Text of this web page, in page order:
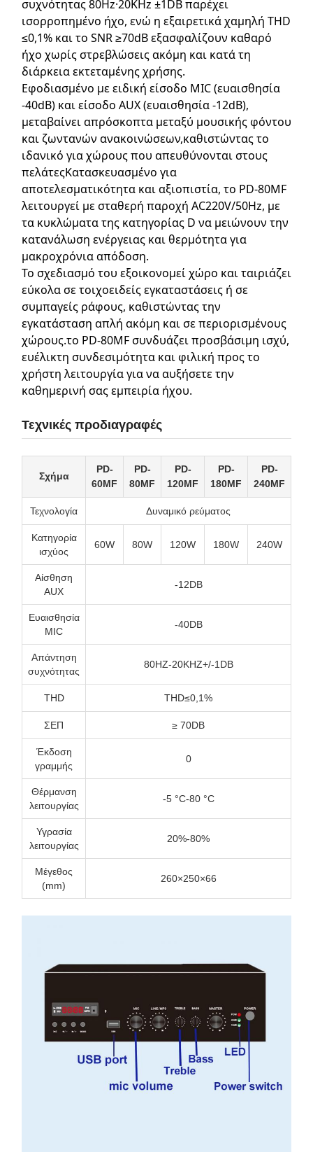
συχνότητας 80Hz·20KHz ±1DB παρέχει
ισορροπημένο ήχο, ενώ η εξαιρετικά χαμηλή THD
≤0,1% και το SNR ≥70dB εξασφαλίζουν καθαρό
ήχο χωρίς στρεβλώσεις ακόμη και κατά τη
διάρκεια εκτεταμένης χρήσης.
Εφοδιασμένο με ειδική είσοδο MIC (ευαισθησία
-40dB) και είσοδο AUX (ευαισθησία -12dB),
μεταβαίνει απρόσκοπτα μεταξύ μουσικής φόντου
και ζωντανών ανακοινώσεων,καθιστώντας το
ιδανικό για χώρους που απευθύνονται στους
πελάτεςΚατασκευασμένο για
αποτελεσματικότητα και αξιοπιστία, το PD-80MF
λειτουργεί με σταθερή παροχή AC220V/50Hz, με
τα κυκλώματα της κατηγορίας D να μειώνουν την
κατανάλωση ενέργειας και θερμότητα για
μακροχρόνια απόδοση.
Το σχεδιασμό του εξοικονομεί χώρο και ταιριάζει
εύκολα σε τοιχοειδείς εγκαταστάσεις ή σε
συμπαγείς ράφους, καθιστώντας την
εγκατάσταση απλή ακόμη και σε περιορισμένους
χώρους.το PD-80MF συνδυάζει προσβάσιμη ισχύ,
ευέλικτη συνδεσιμότητα και φιλική προς το
χρήστη λειτουργία για να αυξήσετε την
καθημερινή σας εμπειρία ήχου.
Τεχνικές προδιαγραφές
Σχήμα
PD-
60MF
PD-
80MF
PD-
120MF
PD-
180MF
PD-
240MF
Τεχνολογία Δυναμικό ρεύματος
Κατηγορία
ισχύος
60W 80W 120W 180W 240W
Αίσθηση
AUX
-12DB
Ευαισθησία
MIC
-40DB
Απάντηση
συχνότητας
80HZ-20KHZ+/-1DB
ΤHD THD≤0,1%
ΣΕΠ ≥ 70DB
Έκδοση
γραμμής
0
Θέρμανση
λειτουργίας
-5 °C-80 °C
Υγρασία
λειτουργίας
20%-80%
Μέγεθος
(mm)
260×250×66